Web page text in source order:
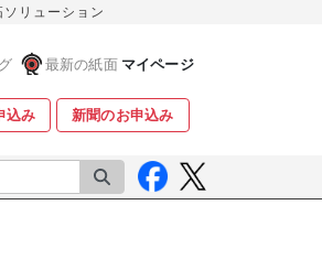
リューション
最新の紙面 マイページ
込み 新聞のお申込み
検索